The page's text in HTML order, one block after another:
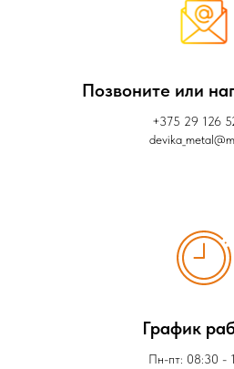
Позвоните или
+375 29 126
График
Пн-пт: 08:30 -